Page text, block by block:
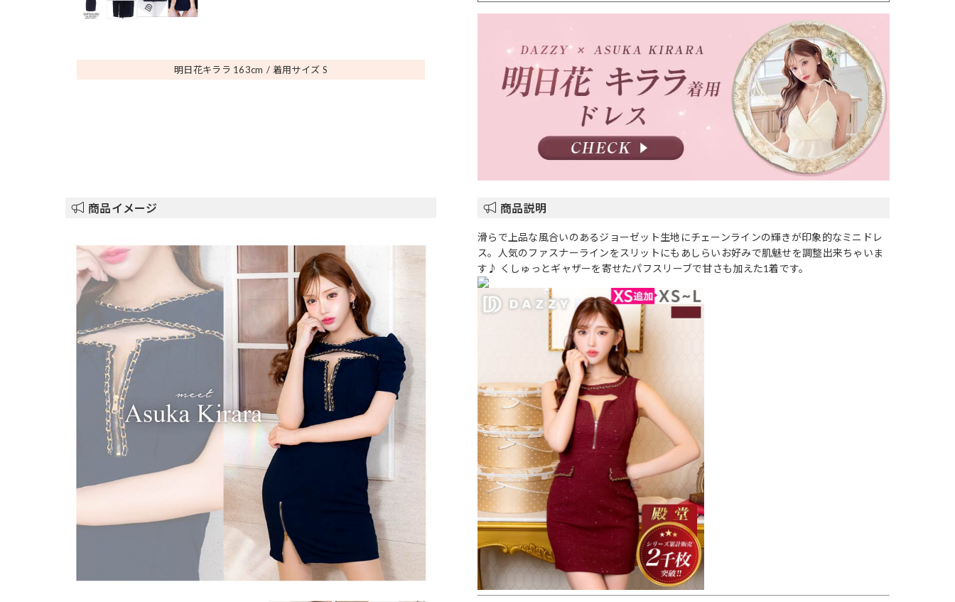
明日花キララ 163cm 着用サイズ S
商品イメージ 商品説明
滑らで上品な風合いのあるジョーゼット生地にチェーンラインの輝きが印象的なミニドレ
ス。人気のファスナーラインをスリットにもあしらいお好みで肌魅せを調整出来ちゃいま
す♪ くしゅっとギャザーを寄せたパフスリーブで甘さも加えた1着です。